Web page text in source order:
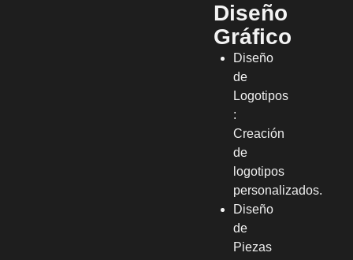
Diseño
Gráfico
Diseño
de
Logotipos
:
Creación
de
logotipos
personalizados.
Diseño
de
Piezas